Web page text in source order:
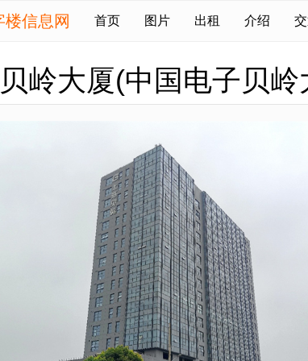
楼信息网 首页 图片 出租 介绍
贝岭大厦(中国电子贝岭